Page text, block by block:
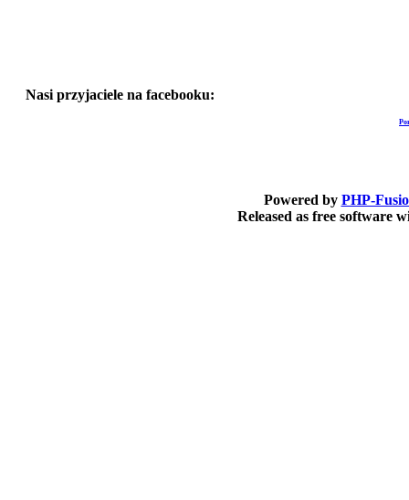
Nasi przyjaciele na facebooku:
Powered by PHP-
Released as free software